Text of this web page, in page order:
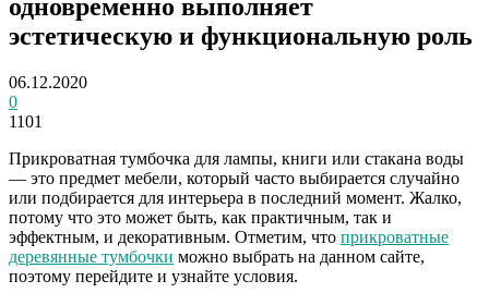
одновременно выполняет
эстетическую и функциональную роль
06.12.2020
0
1101
Прикроватная тумбочка для лампы, книги или стакана воды
— это предмет мебели, который часто выбирается случайно
или подбирается для интерьера в последний момент. Жалко,
потому что это может быть, как практичным, так и
эффектным, и декоративным. Отметим, что прикроватные
деревянные тумбочки можно выбрать на данном сайте,
поэтому перейдите и узнайте условия.